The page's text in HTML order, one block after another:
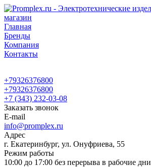
Главная
Бренды
Компания
Контакты
+79326376800
+79326376800
+7 (343) 232-03-08
Заказать звонок
E-mail
info@promplex.ru
Адрес
г. Екатеринбург, ул. Онуфриева, 55
Режим работы
10:00 до 17:00 без перерыва в рабочие дни